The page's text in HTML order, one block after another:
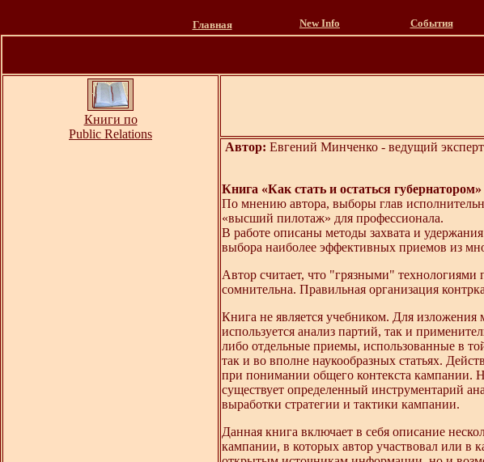
Главная New Info События
Книги по
Public Relations
Автор: Евгений Минченко - ведущий
Книга «Как стать и остаться губернатором»
По мнению автора, выборы глав
«высший пилотаж» для профессионала.
В работе описаны методы захвата и
выбора наиболее эффективных приемов из
Автор считает, что "грязными" технологиями
сомнительна. Правильная организация
Книга не является учебником. Для изложения
используется анализ партий, так и
либо отдельные приемы, использованные в
так и во вполне наукообразных статьях.
при понимании общего контекста кампании.
существует определенный инструментарий
выработки стратегии и тактики кампании.
Данная книга включает в себя описание
кампании, в которых автор участвовал или в